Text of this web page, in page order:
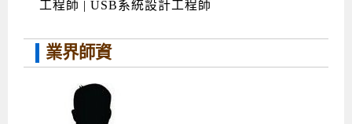
工程師 | USB系統設計工程師
業界師資